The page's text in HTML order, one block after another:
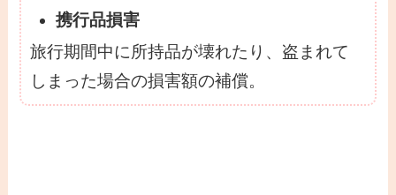
携行品損害
旅行期間中に所持品が壊れたり、盗まれて
しまった場合の損害額の補償。